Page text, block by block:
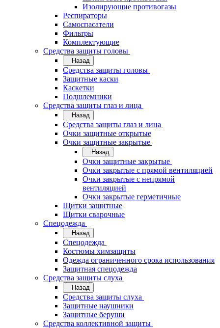
Изолирующие противогазы
Респираторы
Самоспасатели
Фильтры
Комплектующие
Средства защиты головы
Назад
Средства защиты головы
Защитные каски
Каскетки
Подшлемники
Средства защиты глаз и лица
Назад
Средства защиты глаз и лица
Очки защитные открытые
Очки защитные закрытые
Назад
Очки защитные закрытые
Очки закрытые с прямой вентиляцией
Очки закрытые с непрямой
вентиляцией
Очки закрытые герметичные
Щитки защитные
Щитки сварочные
Спецодежда
Назад
Спецодежда
Костюмы химзащиты
Одежда ограниченного срока использования
Защитная спецодежда
Средства защиты слуха
Назад
Средства защиты слуха
Защитные наушники
Защитные беруши
Средства коллективной защиты